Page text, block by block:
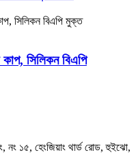
সিলিকন বিএপি
নং ১৫, হেংজিয়াং থার্ড রোড, হুইঝো,